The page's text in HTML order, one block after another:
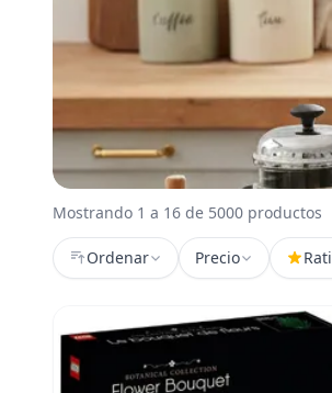
Mostrando 1 a 16 de 5000 productos
Ordenar Precio